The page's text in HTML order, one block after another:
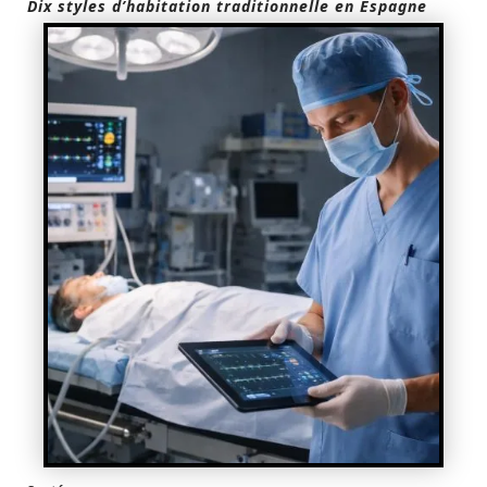
Dix styles d’habitation traditionnelle en Espagne